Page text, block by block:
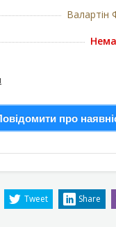
Валартін
про
Tweet Share